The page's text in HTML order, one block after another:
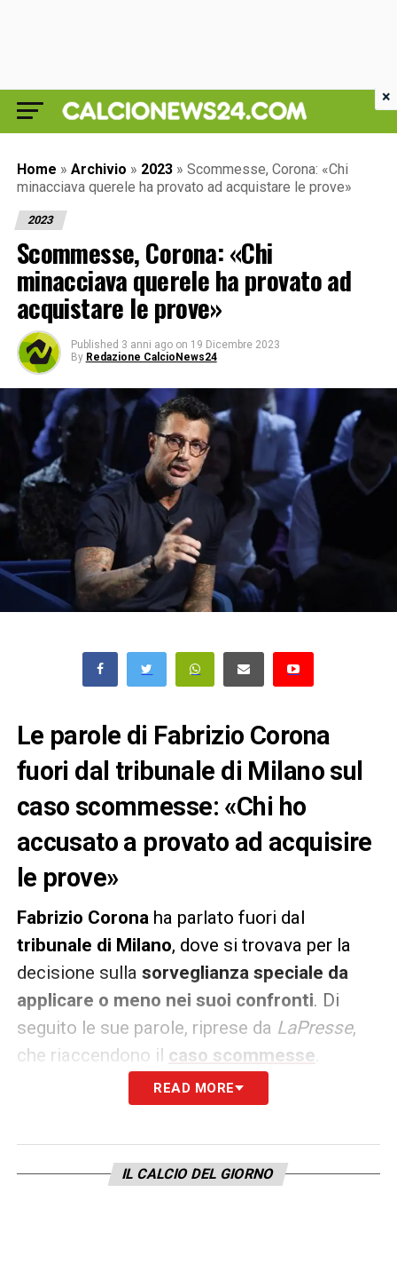
Home » Archivio » 2023 » Scommesse, Corona: «Chi
minacciava querele ha provato ad acquistare le prove»
2023
Scommesse, Corona: «Chi
minacciava querele ha provato ad
acquistare le prove»
Published 3 anni ago on 19 Dicembre 2023
By Redazione CalcioNews24
Le parole di Fabrizio Corona
fuori dal tribunale di Milano sul
caso scommesse: «Chi ho
accusato a provato ad acquisire
le prove»
Fabrizio Corona ha parlato fuori dal
tribunale di Milano, dove si trovava per la
decisione sulla sorveglianza speciale da
applicare o meno nei suoi confronti. Di
seguito le sue parole, riprese da LaPresse,
che riaccendono il caso scommesse
Le stesse persone che sono finite sui
materiale prova del gioco d’azzardo da me
READ MORE
IL CALCIO DEL GIORNO
×